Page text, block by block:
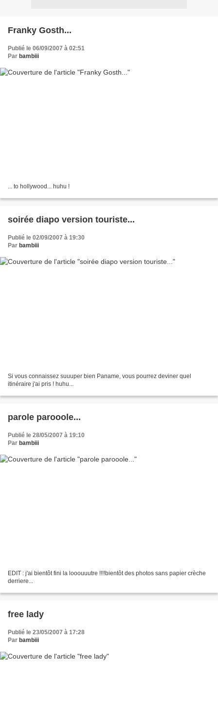
Franky Gosth...
Publié le 06/09/2007 à 02:51
Par bambiii
... to hollywood... huhu !
soirée diapo version touriste...
Publié le 02/09/2007 à 19:30
Par bambiii
Si vous connaissez suuuper bien Paname, vous pourrez deviner quel
itinéraire j'ai pris ! huhu...
parole parooole...
Publié le 28/05/2007 à 19:10
Par bambiii
EDIT : j'ai bientôt fini la looouuutre !!!!bientôt des photos sans papier crèche
derriere...
free lady
Publié le 23/05/2007 à 17:28
Par bambiii